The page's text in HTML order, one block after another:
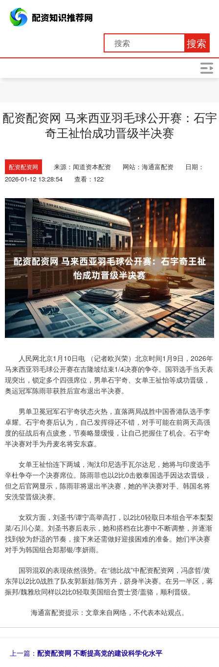
搜索
配资配资网 马来西亚羽毛球公开赛：石宇
奇王祉怡成功晋级半决赛
配资配资网 来源：闻道资本配资 网站：海通富配资
日期：
2026-01-12 13:28:54
查看：122
人民网北京1月10日电 （记者欧兴荣）北京时间1月9日，2026年
马来西亚羽毛球公开赛在吉隆坡结束1/4决赛的争夺。国羽选手当天表
现突出，锁定多个四强席位，男单石宇奇、女单王祉怡等成功晋级，
奥运冠军陈雨菲获胜后宣布退出半决赛。
男单卫冕冠军石宇奇状态火热，直落两局战胜中国香港队选手李
卓耀。石宇奇赛后认为，自己发挥得还不错，对手可能在前两天高强
度的征战后有点疲惫，节奏略显缓慢，让自己把握住了机会。石宇奇
半决赛对手为丹麦名将安东森。
女单王祉怡连下两城，淘汰印尼选手瓦尔达尼，她将与印度选手
辛杜争夺一个决赛席位。陈雨菲也以2比0击败泰国选手因达农晋级，
但之后官网显示，陈雨菲将退出半决赛，她的半决赛对手、韩国名将
安洗莹晋级决赛。
女双方面，刘圣书/谭宁高举高打，以2比0轻取日本组合平本梨梨
菜/石川心菜。刘圣书赛后表示，她和搭档在比赛中不断调整，并逐渐
找到较为舒适的节奏，接下来还需做好迎接困难的准备。她们半决赛
对手为韩国组合郑那银/李妍雨。
国羽混双的表现依然强势。在“德比战”中配资配资网，冯彦哲/黄
东萍以2比0战胜了队友郭新娃/陈芳卉，跻身半决赛。在另一半区，蒋
振邦/魏雅欣同样以2比0轻取美国组合贾士贤/盖骆，顺利晋级。
海通富配资提示：文章来自网络，不代表本站观点。
上一篇： 配资配资网 不断提高党的建设科学化水平